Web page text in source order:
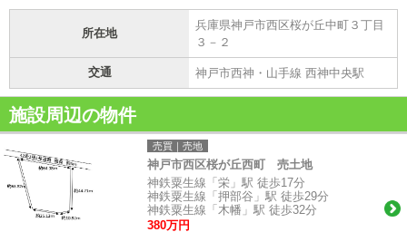
所在地
兵庫県神戸市西区桜が丘中町３丁目
３－２
交通 神戸市西神・山手線 西神中央駅
施設周辺の物件
売買｜売地
神戸市西区桜が丘西町 売土地
神鉄粟生線「栄」駅 徒歩17分
神鉄粟生線「押部谷」駅 徒歩29分
神鉄粟生線「木幡」駅 徒歩32分
380万円